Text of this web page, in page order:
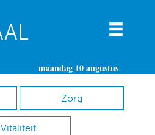
maandag 10 augustus
Zorg
Vitaliteit